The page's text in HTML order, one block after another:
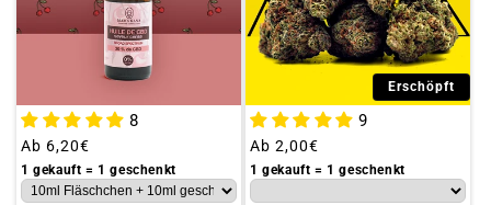
8
Üblicher
Preis
Ab 6,20€
1 gekauft = 1 geschenkt
Erschöpft
9
Üblicher
Preis
Ab 2,00€
1 gekauft = 1 geschenkt